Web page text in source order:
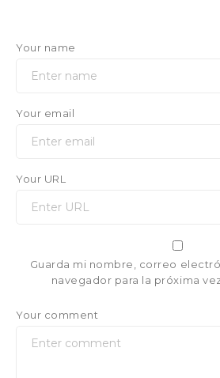
Your name
Your email
Your URL
Guarda mi nombre, correo
navegador para la próxima
Your comment